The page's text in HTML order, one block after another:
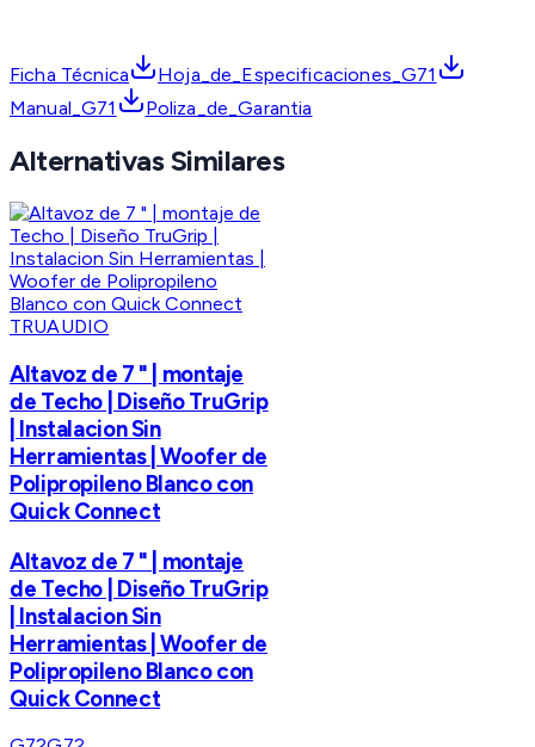
Ficha Técnica
Hoja_de_Especificaciones_G71
Manual_G71
Poliza_de_Garantia
Alternativas Similares
TRUAUDIO
Altavoz de 7 " | montaje
de Techo | Diseño TruGrip
| Instalacion Sin
Herramientas | Woofer de
Polipropileno Blanco con
Quick Connect
Altavoz de 7 " | montaje
de Techo | Diseño TruGrip
| Instalacion Sin
Herramientas | Woofer de
Polipropileno Blanco con
Quick Connect